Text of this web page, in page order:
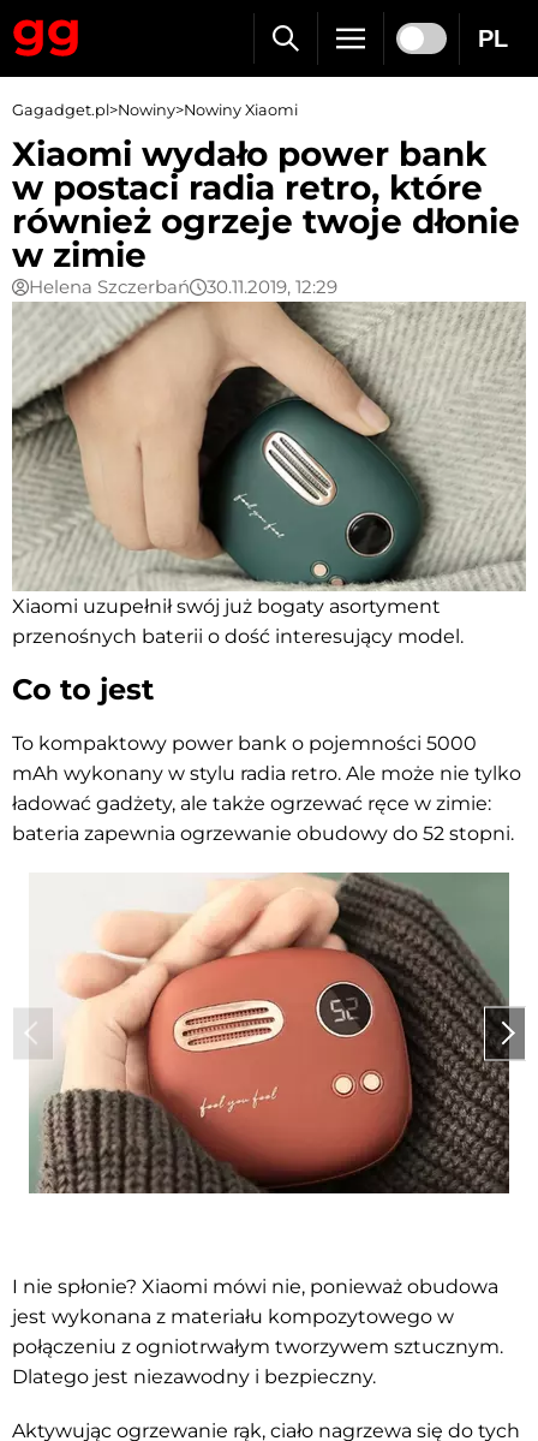
PL
Gagadget.pl>Nowiny>Nowiny Xiaomi
Xiaomi wydało power bank
w postaci radia retro, które
również ogrzeje twoje dłonie
w zimie
Helena Szczerbań 30.11.2019, 12:29
Xiaomi uzupełnił swój już bogaty asortyment
przenośnych baterii o dość interesujący model.
Co to jest
To kompaktowy power bank o pojemności 5000
mAh wykonany w stylu radia retro. Ale może nie tylko
ładować gadżety, ale także ogrzewać ręce w zimie:
bateria zapewnia ogrzewanie obudowy do 52 stopni.
I nie spłonie? Xiaomi mówi nie, ponieważ obudowa
jest wykonana z materiału kompozytowego w
połączeniu z ogniotrwałym tworzywem sztucznym.
Dlatego jest niezawodny i bezpieczny.
Aktywując ogrzewanie rąk, ciało nagrzewa się do tych